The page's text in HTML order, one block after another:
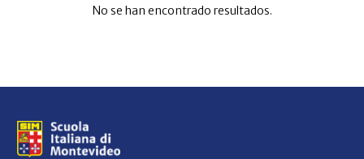
No se han encontrado resultados.